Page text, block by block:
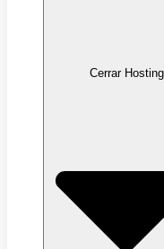
Cerrar Hosting